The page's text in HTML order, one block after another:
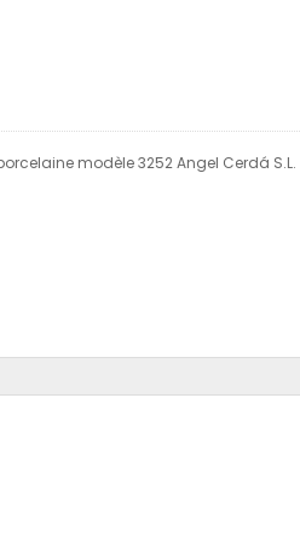
modèle 3252 Angel Cerdá S.L.